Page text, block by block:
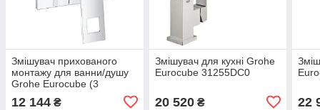
Змішувач прихованого
монтажу для ванни/душу
Grohe Eurocube (3
12 144 ₴
Змішувач для кухні Grohe
Eurocube 31255DC0
20 520₴ 22